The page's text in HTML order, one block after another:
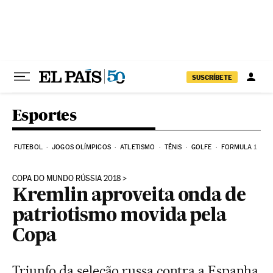
SUSCRÍBETE
Esportes
FUTEBOL JOGOS OLÍMPICOS ATLETISMO TÊNIS GOLFE FORMULA 1
COPA DO MUNDO RÚSSIA 2018
Kremlin aproveita onda de
patriotismo movida pela
Copa